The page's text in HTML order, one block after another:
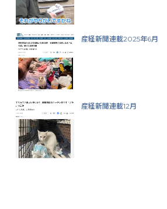
産経新聞連載2025年6月
産経新聞連載12月